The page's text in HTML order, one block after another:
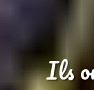
Ils